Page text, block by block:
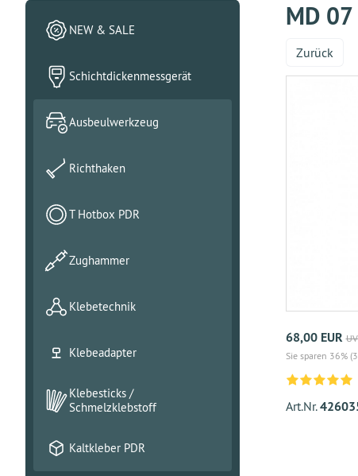
MD
Zurück
68,00 EUR
Sie sparen 36%
Art.Nr.
NEW & SALE
Schichtdickenmessgerät
Ausbeulwerkzeug
Richthaken
T Hotbox PDR
Zughammer
Klebetechnik
Klebeadapter
Klebesticks /
Schmelzklebstoff
Kaltkleber PDR